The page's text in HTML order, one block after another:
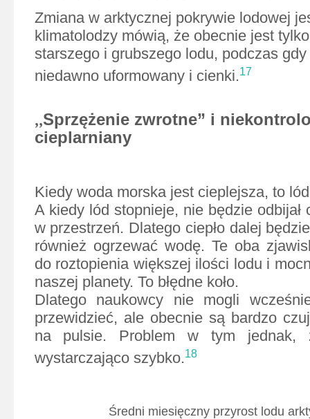
Zmiana w arktycznej pokrywie lodowej
klimatolodzy mówią, że obecnie jest
starszego i grubszego lodu, podczas
niedawno uformowany i cienki.17
,,Sprzężenie zwrotne” i
cieplarniany
Kiedy woda morska jest cieplejsza, to
A kiedy lód stopnieje, nie będzie odbijał
w przestrzeń. Dlatego ciepło dalej
również ogrzewać wodę. Te oba
do roztopienia większej ilości lodu i
naszej planety. To błędne koło.
Dlatego naukowcy nie mogli
przewidzieć, ale obecnie są bardzo
na pulsie. Problem w tym jednak,
wystarczająco szybko.18
Średni miesięczny przyrost lodu